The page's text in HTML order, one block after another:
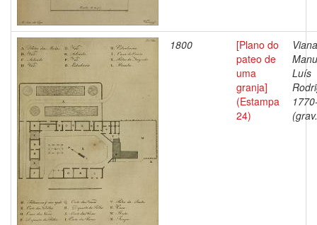
1800
[Plano do
pateo de
uma
granja]
(Estampa
24)
Luís